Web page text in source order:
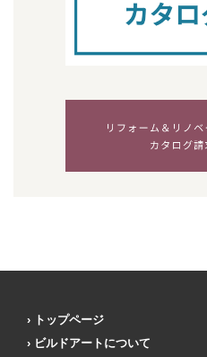
トップページ
ビルドアートについて